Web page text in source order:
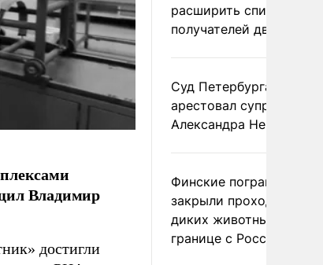
Владимир
достигли
расширить список
получателей двух
Суд Петербурга заочно
арестовал супругу
Александра Невзорова
Финские пограничники
закрыли проходы для
диких животных на
границе с Россией